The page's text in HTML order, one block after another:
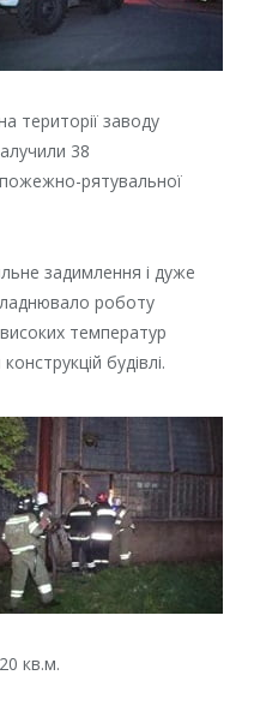
території заводу
38
рятувальної
задимлення і дуже
роботу
високих температур
будівлі.
кв.м.